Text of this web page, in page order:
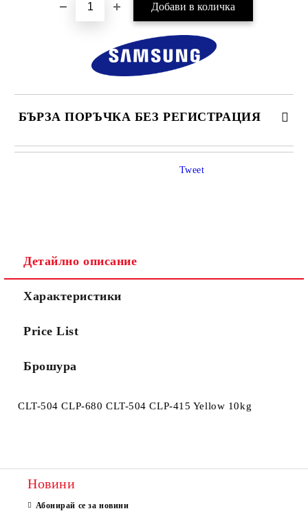
БЪРЗА ПОРЪЧКА БЕЗ РЕГИСТРАЦИЯ
САМО ПОПЪЛНЕТЕ 4 ПОЛЕТА
Tweet
Детайлно описание
Характеристики
Price List
Брошура
CLT-504 CLP-680 CLT-504 CLP-415 Yellow 10kg
Новини
Абонирай се за новини